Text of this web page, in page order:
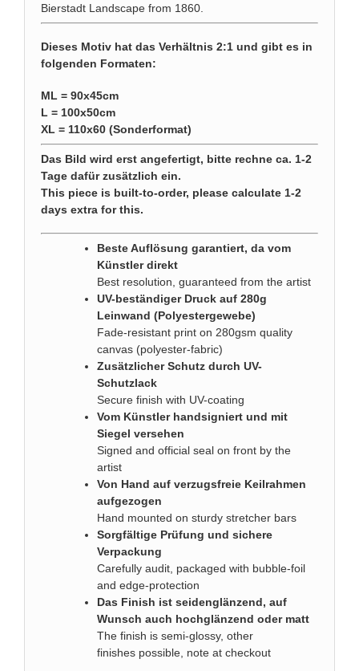
Bierstadt Landscape from 1860.
Dieses Motiv hat das Verhältnis 2:1 und gibt es in
folgenden Formaten:
ML = 90x45cm
L = 100x50cm
XL = 110x60 (Sonderformat)
Das Bild wird erst angefertigt, bitte rechne ca. 1-2
Tage dafür zusätzlich ein.
This piece is built-to-order, please calculate 1-2
days extra for this.
Beste Auflösung garantiert, da vom
Künstler direkt
Best resolution, guaranteed from the artist
UV-beständiger Druck auf 280g
Leinwand (Polyestergewebe)
Fade-resistant print on 280gsm quality
canvas (polyester-fabric)
Zusätzlicher Schutz durch UV-
Schutzlack
Secure finish with UV-coating
Vom Künstler handsigniert und mit
Siegel versehen
Signed and official seal on front by the
artist
Von Hand auf verzugsfreie Keilrahmen
aufgezogen
Hand mounted on sturdy stretcher bars
Sorgfältige Prüfung und sichere
Verpackung
Carefully audit, packaged with bubble-foil
and edge-protection
Das Finish ist seidenglänzend, auf
Wunsch auch hochglänzend oder matt
The finish is semi-glossy, other
finishes possible, note at checkout